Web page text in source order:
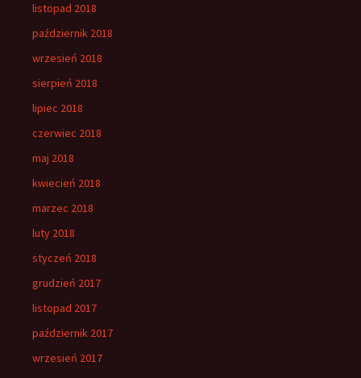
listopad 2018
październik 2018
wrzesień 2018
sierpień 2018
lipiec 2018
czerwiec 2018
maj 2018
kwiecień 2018
marzec 2018
luty 2018
styczeń 2018
grudzień 2017
listopad 2017
październik 2017
wrzesień 2017